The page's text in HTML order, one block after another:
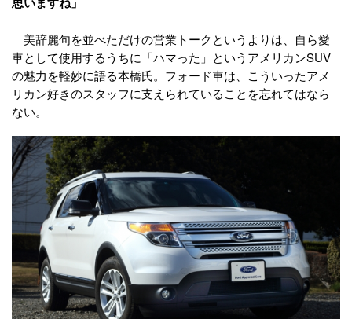
美辞麗句を並べただけの営業トークというよりは、自ら愛
車として使用するうちに「ハマった」というアメリカンSUV
の魅力を軽妙に語る本橋氏。フォード車は、こういったアメ
リカン好きのスタッフに支えられていることを忘れてはなら
ない。